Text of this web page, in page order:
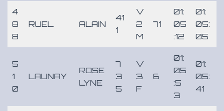
4
8
8
RUEL ALAIN
41
1
V
2
M
71
01:
05
:12
01:
05:
05
5
1
0
LAUNAY
ROSE
LYNE
7
3
5
V
3
F
6
01:
05
:5
3
01:
05:
41